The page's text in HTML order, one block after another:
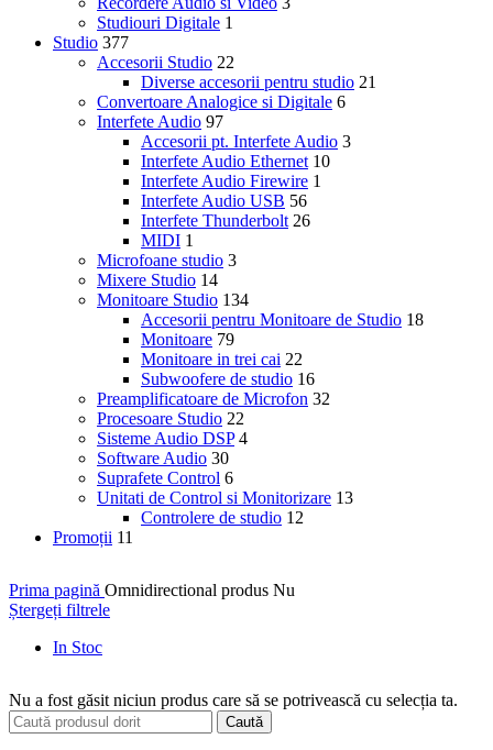
Studiouri Digitale 1
Studio 377
Accesorii Studio 22
Diverse accesorii pentru studio 21
Convertoare Analogice si Digitale 6
Interfete Audio 97
Accesorii pt. Interfete Audio 3
Interfete Audio Ethernet 10
Interfete Audio Firewire 1
Interfete Audio USB 56
Interfete Thunderbolt 26
MIDI 1
Microfoane studio 3
Mixere Studio 14
Monitoare Studio 134
Accesorii pentru Monitoare de Studio 18
Monitoare 79
Monitoare in trei cai 22
Subwoofere de studio 16
Preamplificatoare de Microfon 32
Procesoare Studio 22
Sisteme Audio DSP 4
Software Audio 30
Suprafete Control 6
Unitati de Control si Monitorizare 13
Controlere de studio 12
Promoții 11
Prima pagină Omnidirectional produs Nu
Ștergeți filtrele
In Stoc
Nu a fost găsit niciun produs care să se potrivească cu selecția ta.
Caută